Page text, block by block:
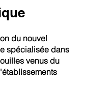
du nouvel
spécialisée dans
venus du